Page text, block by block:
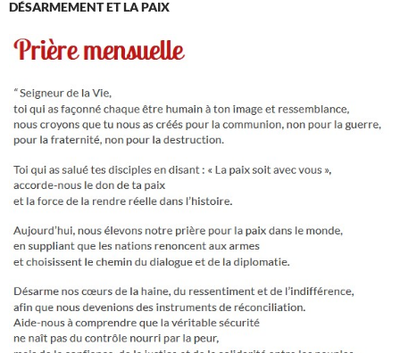
DÉSARMEMENT ET LA PAIX